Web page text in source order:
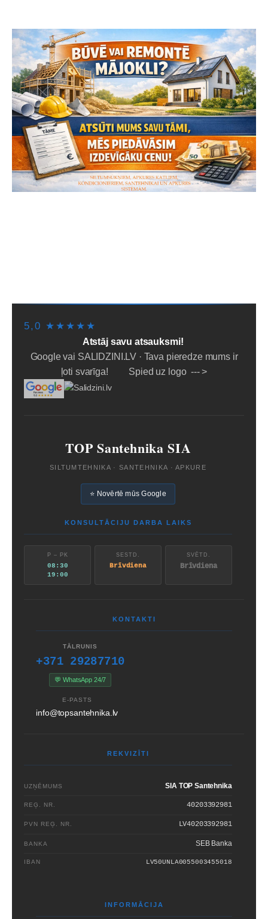
5,0 ★★★★★
Atstāj savu atsauksmi!
Google vai SALIDZINI.LV · Tava pieredze mums ir
ļoti svarīga! Spied uz logo --- >
TOP Santehnika SIA
SILTUMTEHNIKA · SANTEHNIKA · APKURE
⭐ Novērtē mūs Google
KONSULTĀCIJU DARBA LAIKS
P – PK
08:30
19:00
SESTD.
Brīvdiena
SVĒTD.
Brīvdiena
KONTAKTI
TĀLRUNIS
+371 29287710
💬 WhatsApp 24/7
E-PASTS
info@topsantehnika.lv
REKVIZĪTI
UZŅĒMUMS SIA TOP Santehnika
REĢ. NR. 40203392981
PVN REĢ. NR. LV40203392981
BANKA SEB Banka
IBAN LV50UNLA0055003455018
INFORMĀCIJA